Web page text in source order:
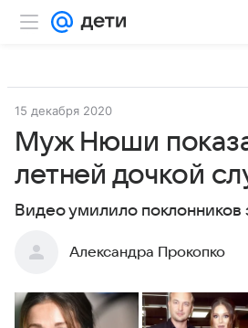
15 декабря 2020
Муж Нюши
летней дочкой
Видео умилило поклонников
Александра Прокопко